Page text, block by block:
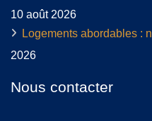
10 août 2026
Logements abordables :
2026
Nous contacter